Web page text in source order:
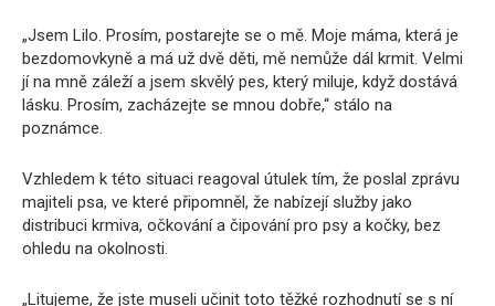
„Jsem Lilo. Prosím, postarejte se o mě. Moje máma, která je
bezdomovkyně a má už dvě děti, mě nemůže dál krmit. Velmi
jí na mně záleží a jsem skvělý pes, který miluje, když dostává
lásku. Prosím, zacházejte se mnou dobře,“ stálo na
poznámce.
Vzhledem k této situaci reagoval útulek tím, že poslal zprávu
majiteli psa, ve které připomněl, že nabízejí služby jako
distribuci krmiva, očkování a čipování pro psy a kočky, bez
ohledu na okolnosti.
„Litujeme, že jste museli učinit toto těžké rozhodnutí se s ní